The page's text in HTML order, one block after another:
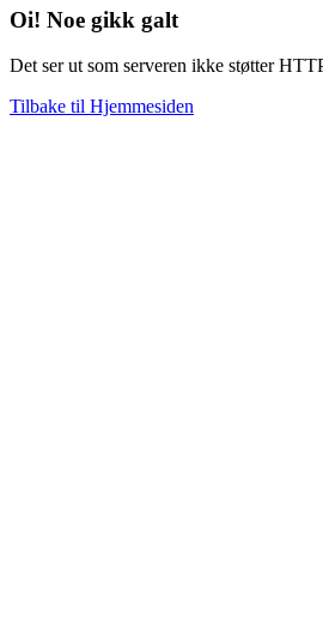
Oi! Noe gikk galt
Det ser ut som serveren ikke støtter
Tilbake til Hjemmesiden